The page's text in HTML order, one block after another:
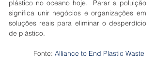
plástico no oceano hoje.  Parar a poluição
significa unir negócios e organizações em
soluções reais para eliminar o desperdício
de plástico.
Fonte: Alliance to End Plastic Waste